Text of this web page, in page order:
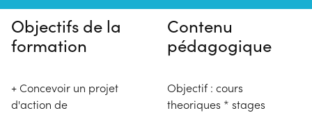
Objectifs de la
formation
+ Concevoir un projet
d'action de
Contenu
pédagogique
Objectif : cours
theoriques * stages